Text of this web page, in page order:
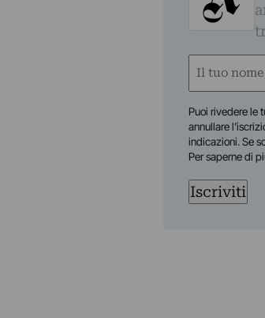
Nome
Puoi rivedere le
annullare
indicazioni. Se
Per saperne di
Iscriviti